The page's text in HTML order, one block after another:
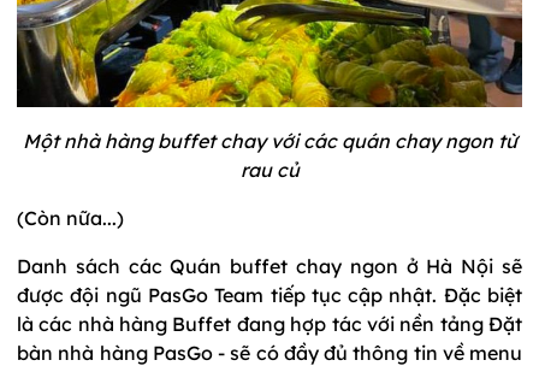
Một nhà hàng buffet chay với các quán chay ngon từ
rau củ
(Còn nữa...)
Danh sách các Quán buffet chay ngon ở Hà Nội sẽ
được đội ngũ PasGo Team tiếp tục cập nhật. Đặc biệt
là các nhà hàng Buffet đang hợp tác với nền tảng Đặt
bàn nhà hàng PasGo - sẽ có đầy đủ thông tin về menu